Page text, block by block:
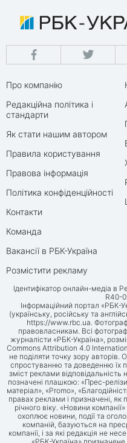
Про компанію
Редакційна політика і
стандарти
Як стати нашим автором
Правила користування
Правова інформація
Політика конфіденційності
Контакти
Команда
Вакансії в РБК-Україна
Розмістити рекламу
Ідентифікатор онлайн-медіа в
R40-
Інформаційний портал «РБК-
(українську, російську та
https://www.rbc.ua.
правовласникам. Всі
журналісти «РБК-Україна»,
Commons Attribution 4.0
не поділяти точку зору авторів.
спростуванню та доведенню їх
зміст реклами
позначені плашкою: «Прес-
матеріал», «Promo»,
правах реклами і призначені, як
річного віку. «Новини
охоплює новини, події та
компаній, базуються на
компанії, і за які редакція не